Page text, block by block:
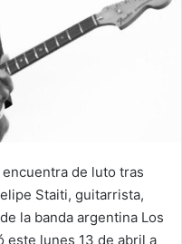
de luto tras
Staiti, guitarrista,
la banda argentina Los
este lunes 13 de abril a